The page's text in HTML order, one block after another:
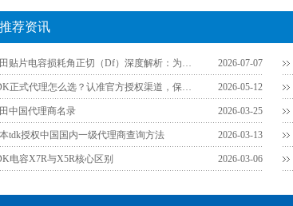
推荐资讯
村田贴片电容损耗角正切（Df）深度解析：为什么说它是衡量品质的关键参数？ 2026-07-07
TDK正式代理怎么选？认准官方授权渠道，保障供应链安全 2026-05-12
中国代理商名录 2026-03-25
tdk授权中国国内一级代理商查询方法 2026-03-13
电容X7R与X5R核心区别 2026-03-06